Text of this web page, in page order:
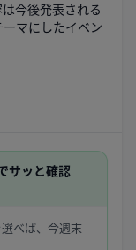
今後発表される
マにしたイベン
サッと確認
べば、今週末